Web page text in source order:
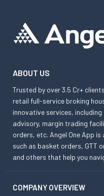
ABOUT US
Trusted by over 3.5 Cr+
retail full-service broking
innovative services,
advisory, margin trading
orders, etc. Angel One App
such as basket orders, GTT
and others that help you
COMPANY OVERVIEW